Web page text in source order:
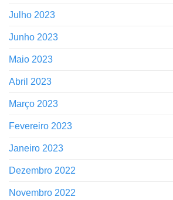
Julho 2023
Junho 2023
Maio 2023
Abril 2023
Março 2023
Fevereiro 2023
Janeiro 2023
Dezembro 2022
Novembro 2022